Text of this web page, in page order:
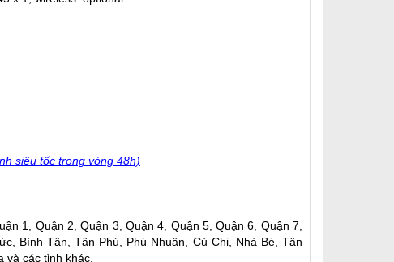
siêu tốc trong vòng 48h)
1, Quận 2, Quận 3, Quận 4, Quận 5, Quận 6, Quận 7,
Bình Tân, Tân Phú, Phú Nhuận, Củ Chi, Nhà Bè, Tân
và các tỉnh khác.